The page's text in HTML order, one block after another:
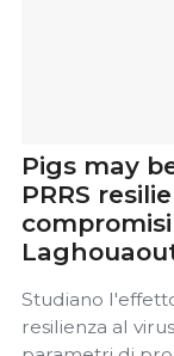
Pigs may
PRRS
Studiano
resilienza al